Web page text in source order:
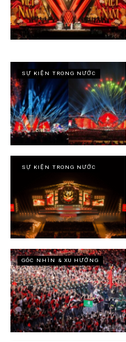
SỰ KIỆN TRONG NƯỚC
SỰ KIỆN TRONG NƯỚC
GÓC NHÌN & XU HƯỚNG